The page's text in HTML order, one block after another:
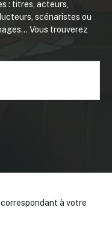
: titres, acteurs,
scénaristes ou
Vous trouverez
correspondant à votre